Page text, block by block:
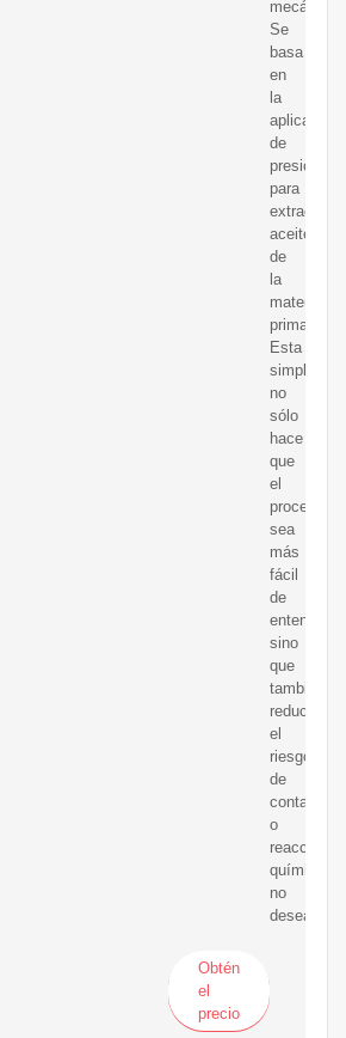
mecánico
Se
basa
en
la
aplicación
de
presión
para
extraer
aceite
de
la
materia
prima.
Esta
simplicidad
no
sólo
hace
que
el
proceso
sea
más
fácil
de
entender
sino
que
también
reduce
el
riesgo
de
o
reacciones
químicas
no
deseadas.
Obtén
el
precio